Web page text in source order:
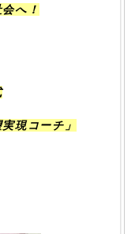
へ！
現コーチ」